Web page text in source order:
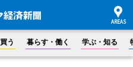
買う 暮らす・働く 学ぶ・知る